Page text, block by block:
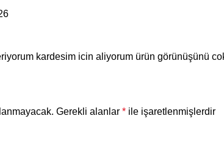
kardesim icin aliyorum ürün görünüşünü
Gerekli alanlar * ile işaretlenmişlerdir